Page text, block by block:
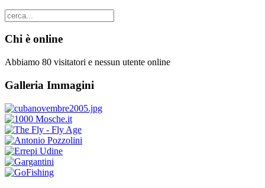
Chi è online
Abbiamo 80 visitatori e nessun utente online
Galleria Immagini